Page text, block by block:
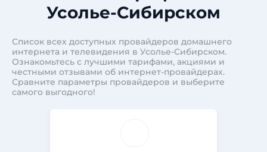
Усолье-Сибирском
Список всех доступных провайдеров домашнего
интернета и телевидения в Усолье-Сибирском.
Ознакомьтесь с лучшими тарифами, акциями и
честными отзывами об интернет-провайдерах.
Сравните параметры провайдеров и выберите
самого выгодного!